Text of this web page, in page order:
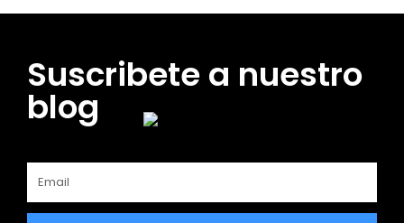
Suscribete a nuestro
blog